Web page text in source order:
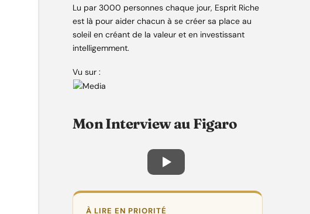
Lu par 3000 personnes chaque jour, Esprit Riche
est là pour aider chacun à se créer sa place au
soleil en créant de la valeur et en investissant
intelligemment.
Vu sur :
Mon Interview au Figaro
À LIRE EN PRIORITÉ